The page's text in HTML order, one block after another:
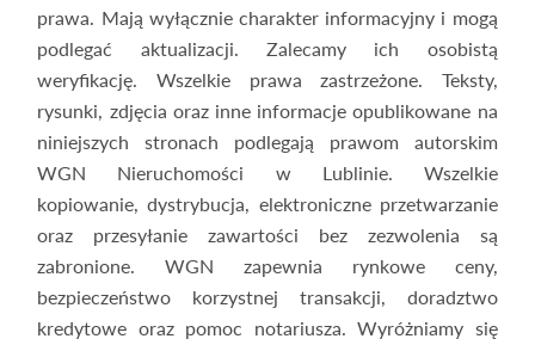
prawa. Mają wyłącznie charakter informacyjny i mogą
podlegać aktualizacji. Zalecamy ich osobistą
weryfikację. Wszelkie prawa zastrzeżone. Teksty,
rysunki, zdjęcia oraz inne informacje opublikowane na
niniejszych stronach podlegają prawom autorskim
WGN Nieruchomości w Lublinie. Wszelkie
kopiowanie, dystrybucja, elektroniczne przetwarzanie
oraz przesyłanie zawartości bez zezwolenia są
zabronione. WGN zapewnia rynkowe ceny,
bezpieczeństwo korzystnej transakcji, doradztwo
kredytowe oraz pomoc notariusza. Wyróżniamy się